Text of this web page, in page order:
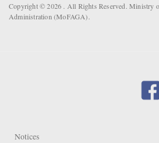
Copyright © 2026 . All Rights Reserved. Ministry
Administration (MoFAGA).
Notices